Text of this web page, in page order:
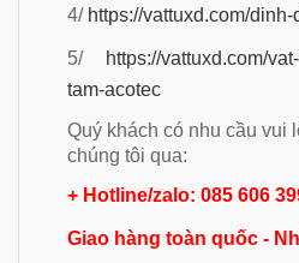
4/ https://vattuxd.com/
5/
https://vattuxd.com/
tam-acotec
Quý khách có nhu cầu vui
chúng tôi qua:
+ Hotline/zalo: 085 606
Giao hàng toàn quốc -